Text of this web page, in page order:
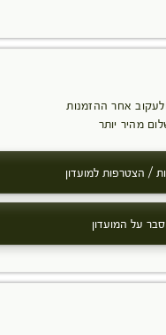
אחר ההזמנות
מהיר יותר
/ הצטרפות למועדון
על המועדון